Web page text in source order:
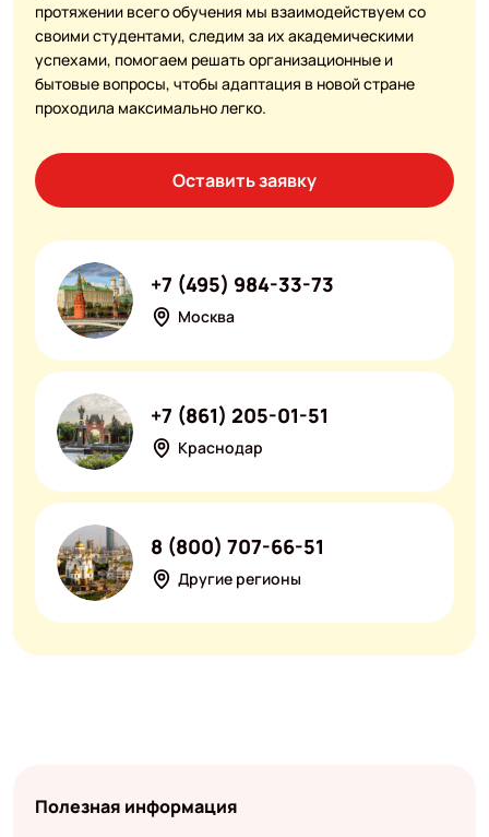
протяжении всего обучения мы взаимодействуем со
своими студентами, следим за их академическими
успехами, помогаем решать организационные и
бытовые вопросы, чтобы адаптация в новой стране
проходила максимально легко.
Оставить заявку
Москва
+7 (495) 984-33-73
Краснодар
+7 (861) 205-01-51
Другие регионы
8 (800) 707-66-51
Полезная информация